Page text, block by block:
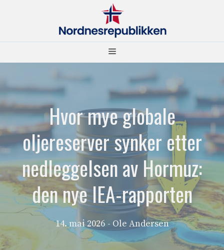
Meny
Hvor mye globale
oljereserver synker etter
nedleggelsen av Hormuz:
den nye IEA-rapporten
14. mai 2026 - Ole Andersen